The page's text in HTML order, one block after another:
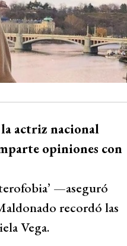
actriz nacional
opiniones con
—aseguró
recordó las
Vega.